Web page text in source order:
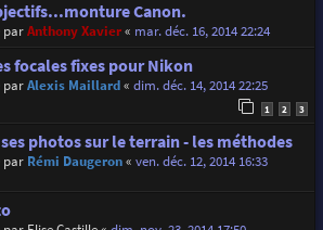
Canon.
parAnthony Xavier« mar. déc. 16, 2014 22:24
focales fixes pour Nikon
parAlexis Maillard« dim. déc. 14, 2014 22:25
1 2 3
photos sur le terrain - les méthodes
par Rémi Daugeron« ven. déc. 12, 2014 16:33